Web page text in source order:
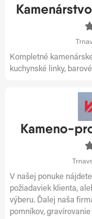
Kompletné
kuchynské linky,
Kameno-
V našej ponuke
požiadaviek klienta,
výberu. Ďalej naša
pomníkov,